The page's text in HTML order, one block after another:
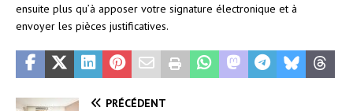
ensuite plus qu’à apposer votre signature électronique et à
envoyer les pièces justificatives.
PRÉCÉDENT